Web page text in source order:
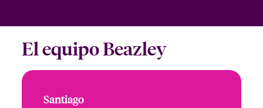
El equipo Beazley
Santiago